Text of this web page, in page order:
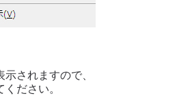
されますので、
ださい。